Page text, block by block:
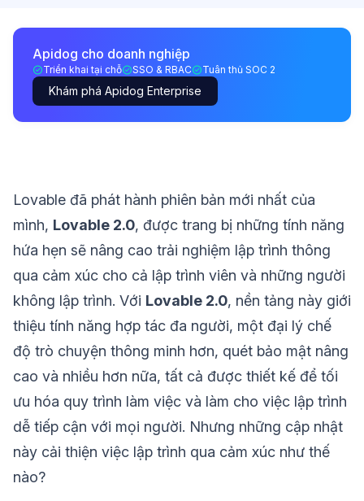
Apidog cho doanh nghiệp
Triển khai tại chỗ SSO & RBAC Tuân thủ SOC 2
Khám phá Apidog Enterprise
Lovable đã phát hành phiên bản mới nhất của
mình, Lovable 2.0, được trang bị những tính năng
hứa hẹn sẽ nâng cao trải nghiệm lập trình thông
qua cảm xúc cho cả lập trình viên và những người
không lập trình. Với Lovable 2.0, nền tảng này giới
thiệu tính năng hợp tác đa người, một đại lý chế
độ trò chuyện thông minh hơn, quét bảo mật nâng
cao và nhiều hơn nữa, tất cả được thiết kế để tối
ưu hóa quy trình làm việc và làm cho việc lập trình
dễ tiếp cận với mọi người. Nhưng những cập nhật
này cải thiện việc lập trình qua cảm xúc như thế
nào?